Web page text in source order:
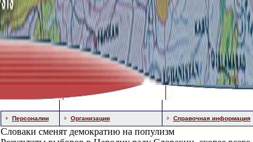
Персоналии Организации Справочная информация
Словаки сменят демократию на популизм